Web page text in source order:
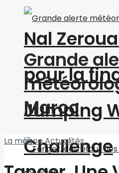
Grande
Maroc
Nal
pour la
Jumping
Challenge
La maisonActualités